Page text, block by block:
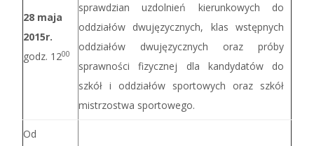
28 maja
2015r.
godz. 1200
sprawdzian uzdolnień kierunkowych do
oddziałów dwujęzycznych, klas wstępnych
oddziałów dwujęzycznych oraz próby
sprawności fizycznej dla kandydatów do
szkół i oddziałów sportowych oraz szkół
mistrzostwa sportowego.
Od